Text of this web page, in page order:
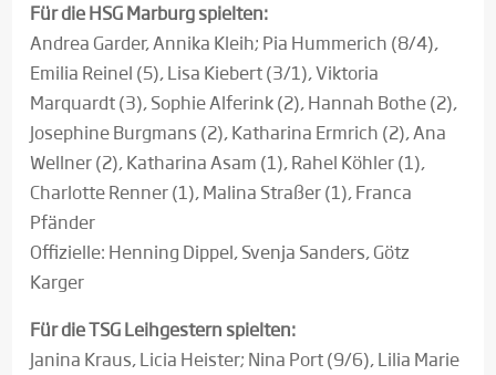
Für die HSG Marburg spielten:
Andrea Garder, Annika Kleih; Pia Hummerich (8/4),
Emilia Reinel (5), Lisa Kiebert (3/1), Viktoria
Marquardt (3), Sophie Alferink (2), Hannah Bothe (2),
Josephine Burgmans (2), Katharina Ermrich (2), Ana
Wellner (2), Katharina Asam (1), Rahel Köhler (1),
Charlotte Renner (1), Malina Straßer (1), Franca
Pfänder
Offizielle: Henning Dippel, Svenja Sanders, Götz
Karger
Für die TSG Leihgestern spielten:
Janina Kraus, Licia Heister; Nina Port (9/6), Lilia Marie